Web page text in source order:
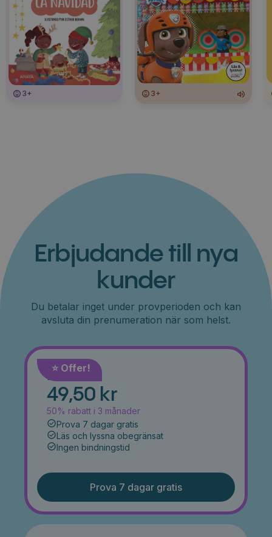
3+ 3+
Erbjudande till nya
kunder
Du betalar inget under provperioden och kan
avsluta din prenumeration när som helst.
⭐️ Offer!
Månad
49,50 kr
50% rabatt i 3 månader
Prova 7 dagar gratis
Läs och lyssna obegränsat
Ingen bindningstid
Prova 7 dagar gratis